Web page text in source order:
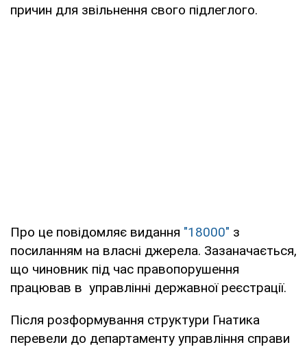
причин для звільнення свого підлеглого.
Про це повідомляє видання "18000" з
посиланням на власні джерела. Зазаначається,
що чиновник під час правопорушення
працював в управлінні державної реєстрації.
Після розформування структури Гнатика
перевели до департаменту управління справи